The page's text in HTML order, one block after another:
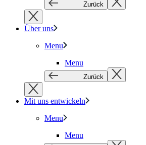
Zurück
Über uns
Menu
Menu
Zurück
Mit uns entwickeln
Menu
Menu